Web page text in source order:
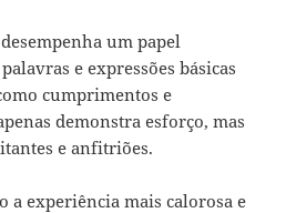
um papel
e expressões básicas
cumprimentos e
demonstra esforço, mas
e anfitriões.
a experiência mais calorosa e